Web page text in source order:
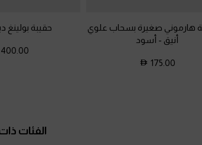
هارموني صغيرة بسحاب علوي
أنيق - أسود
175.00
حقيبة بولينغ
400.00
الفئات